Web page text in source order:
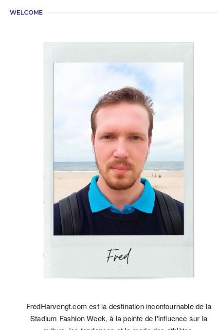
WELCOME
FredHarvengt.com est la destination incontournable de la
Stadium Fashion Week, à la pointe de l'influence sur la